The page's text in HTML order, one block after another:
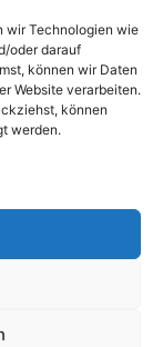
wir Technologien wie
oder darauf
können wir Daten
Website verarbeiten.
können
werden.